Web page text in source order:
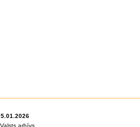
5.01.2026
arhīvs